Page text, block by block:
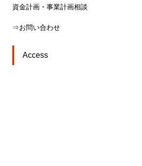
資金計画・事業計画相談
⇒お問い合わせ
Access